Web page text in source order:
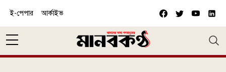
ই-পেপার আর্কাইভ